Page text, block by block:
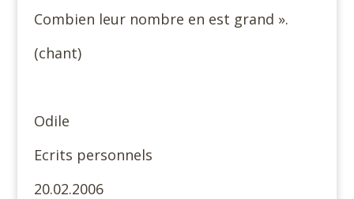
Combien leur nombre en est grand ».
(chant)
Odile
Ecrits personnels
20.02.2006